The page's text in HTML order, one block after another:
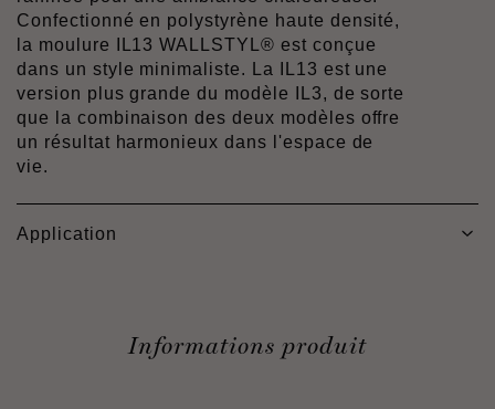
Confectionné en polystyrène haute densité,
la moulure IL13 WALLSTYL® est conçue
dans un style minimaliste. La IL13 est une
version plus grande du modèle IL3, de sorte
que la combinaison des deux modèles offre
un résultat harmonieux dans l'espace de
vie.
Application
Informations produit